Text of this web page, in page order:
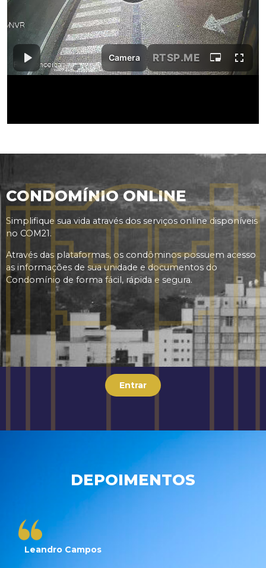
CONDOMÍNIO ONLINE
Simplifique sua vida através dos serviços online disponíveis
no COM21.
Através das plataformas, os condôminos possuem acesso
as informações de sua unidade e documentos do
Condomínio de forma fácil, rápida e segura.
Entrar
DEPOIMENTOS
Leandro Campos